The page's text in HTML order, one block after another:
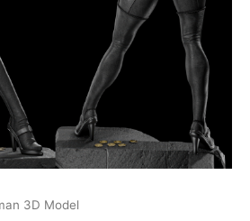
3D Model